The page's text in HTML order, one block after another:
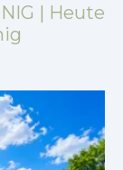
| Heute